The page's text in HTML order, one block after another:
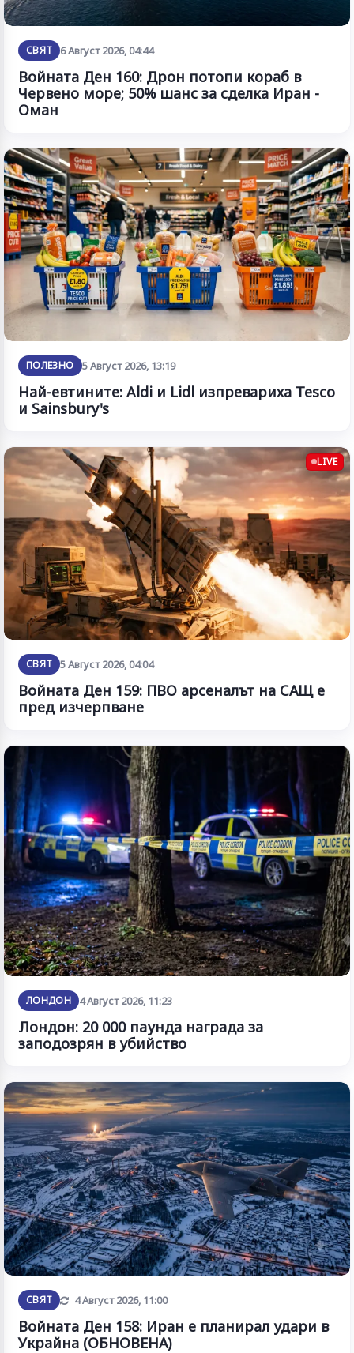
СВЯТ 6 Август 2026, 04:44
Войната Ден 160: Дрон потопи кораб в
Червено море; 50% шанс за сделка Иран -
Оман
ПОЛЕЗНО 5 Август 2026, 13:19
Най-евтините: Aldi и Lidl изпревариха Tesco
и Sainsbury's
LIVE
СВЯТ 5 Август 2026, 04:04
Войната Ден 159: ПВО арсеналът на САЩ е
пред изчерпване
ЛОНДОН 4 Август 2026, 11:23
Лондон: 20 000 паунда награда за
заподозрян в убийство
СВЯТ Обновена
4 Август 2026, 11:00
Войната Ден 158: Иран е планирал удари в
Украйна (ОБНОВЕНА)